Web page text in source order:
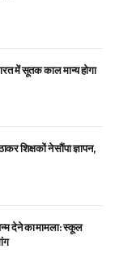
में सूतक काल मान्य होगा
शिक्षकों ने सौंपा ज्ञापन,
देने का मामला: स्कूल